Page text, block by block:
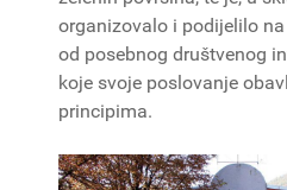
organizovalo i podijelilo
od posebnog društvenog
koje svoje poslovanje
principima.